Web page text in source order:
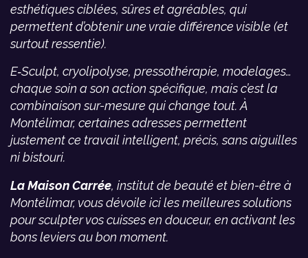
esthétiques ciblées, sûres et agréables, qui
permettent d’obtenir une vraie différence visible (et
surtout ressentie).
E‑Sculpt, cryolipolyse, pressothérapie, modelages…
chaque soin a son action spécifique, mais c’est la
combinaison sur-mesure qui change tout. À
Montélimar, certaines adresses permettent
justement ce travail intelligent, précis, sans aiguilles
ni bistouri.
La Maison Carrée, institut de beauté et bien-être à
Montélimar, vous dévoile ici les meilleures solutions
pour sculpter vos cuisses en douceur, en activant les
bons leviers au bon moment.